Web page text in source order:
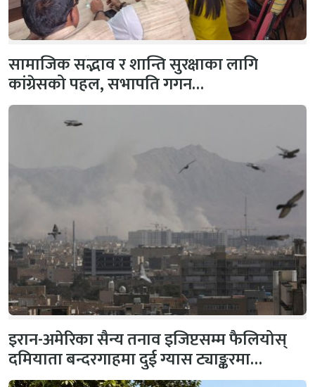
सामाजिक सद्भाव र शान्ति सुरक्षाका लागि
कांग्रेसको पहल, सभापति गगन…
इरान-अमेरिका सैन्य तनाव इजिप्टसम्म फैलियोस्
दमियाता बन्दरगाहमा दुई ग्यास ट्याङ्करमा…